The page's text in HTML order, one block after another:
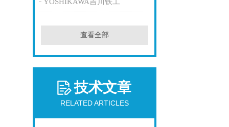
查看全部
技术文章
RELATED ARTICLES